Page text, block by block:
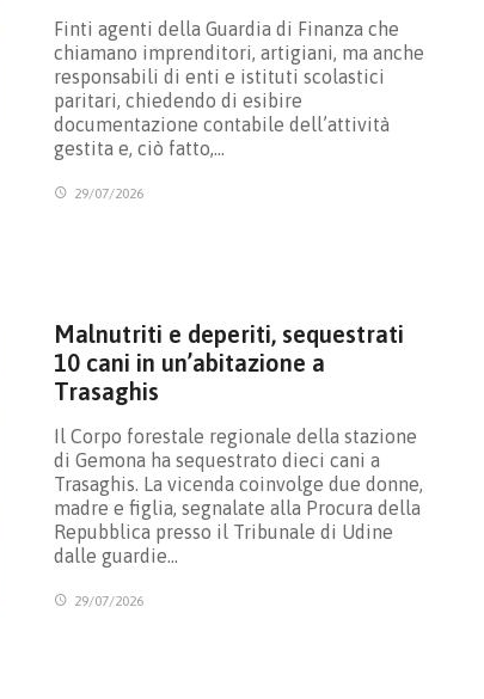
Finti agenti della Guardia di Finanza che
chiamano imprenditori, artigiani, ma anche
responsabili di enti e istituti scolastici
paritari, chiedendo di esibire
documentazione contabile dell’attività
gestita e, ciò fatto,…
29/07/2026
Malnutriti e deperiti, sequestrati
10 cani in un’abitazione a
Trasaghis
Il Corpo forestale regionale della stazione
di Gemona ha sequestrato dieci cani a
Trasaghis. La vicenda coinvolge due donne,
madre e figlia, segnalate alla Procura della
Repubblica presso il Tribunale di Udine
dalle guardie…
29/07/2026